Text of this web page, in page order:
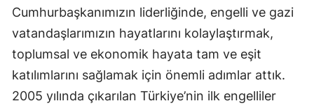
Cumhurbaşkanımızın liderliğinde, engelli ve gazi
vatandaşlarımızın hayatlarını kolaylaştırmak,
toplumsal ve ekonomik hayata tam ve eşit
katılımlarını sağlamak için önemli adımlar attık.
2005 yılında çıkarılan Türkiye’nin ilk engelliler